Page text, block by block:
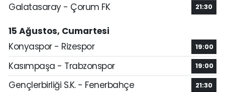
Galatasaray - Çorum FK
21:30
15 Ağustos, Cumartesi
Konyaspor - Rizespor
19:00
Kasımpaşa - Trabzonspor 19:00
Gençlerbirliği S.K. - Fenerbahçe 21:30